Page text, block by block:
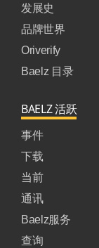
发展史
品牌世界
Oriverify
Baelz 目录
BAELZ 活跃
事件
下载
当前
通讯
Baelz服务
查询